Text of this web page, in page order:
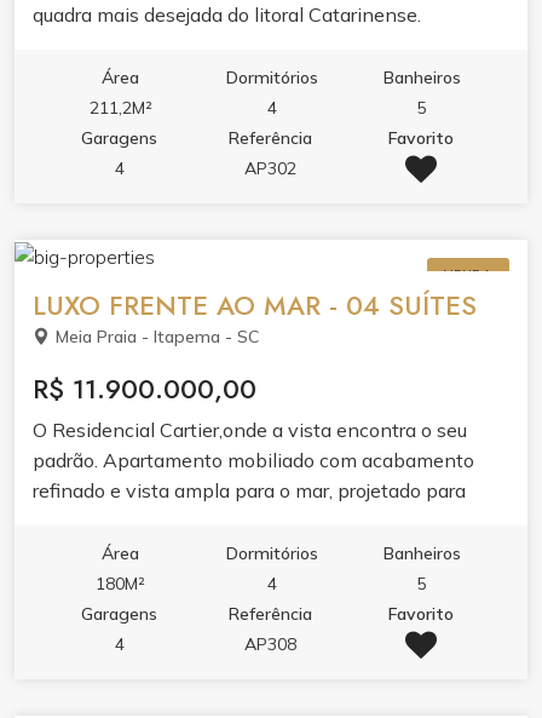
quadra mais desejada do litoral Catarinense.
Área
211,2M²
Dormitórios
4
Banheiros
5
Garagens
4
Referência
AP302
Favorito
VENDA
LUXO FRENTE AO MAR - 04 SUÍTES
Meia Praia - Itapema - SC
R$ 11.900.000,00
O Residencial Cartier,onde a vista encontra o seu
padrão. Apartamento mobiliado com acabamento
refinado e vista ampla para o mar, projetado para
imóvel reúne living integrado com sala de estar e
jantar, cozinha com móveis planejados e porcelanato,
sacada com churrasqueira, varanda e dois banheiros.
Cada detalhe foi pensado para o seu bem-estar: ar
Área
180M²
Dormitórios
4
Banheiros
5
Garagens
4
Referência
AP308
Favorito